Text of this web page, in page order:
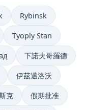
Rybinsk
Tyoply Stan
下諾夫哥羅德
伊茲邁洛沃
克 假期批准